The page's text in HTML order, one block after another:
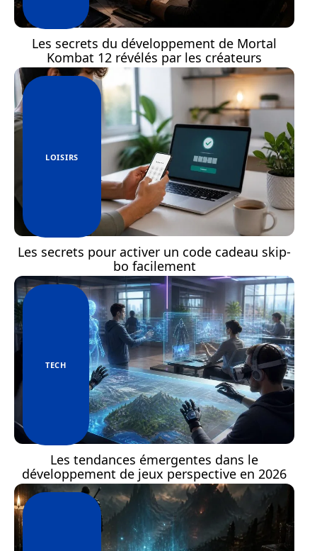
Les secrets du développement de Mortal
Kombat 12 révélés par les créateurs
LOISIRS
Les secrets pour activer un code cadeau skip-
bo facilement
TECH
Les tendances émergentes dans le
développement de jeux perspective en 2026